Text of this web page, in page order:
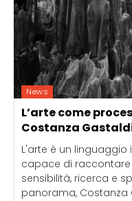
News
L’arte come
Costanza
L'arte è un
capace di
sensibilità, ricerca e
panorama, Costanza